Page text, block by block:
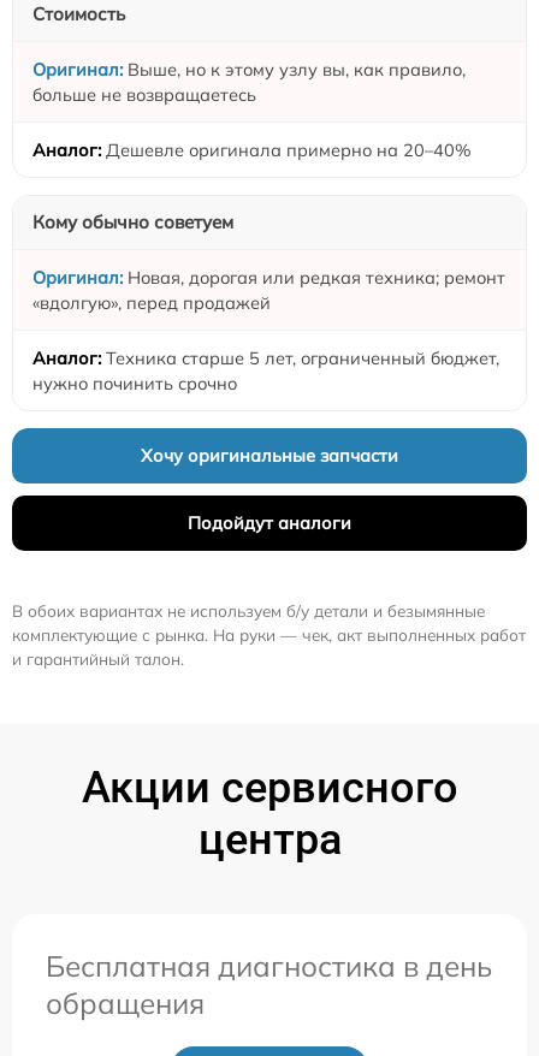
Стоимость
Выше, но к этому узлу вы, как правило,
больше не возвращаетесь
Дешевле оригинала примерно на 20–40%
Кому обычно советуем
Новая, дорогая или редкая техника; ремонт
«вдолгую», перед продажей
Техника старше 5 лет, ограниченный бюджет,
нужно починить срочно
Хочу оригинальные запчасти
Подойдут аналоги
В обоих вариантах не используем б/у детали и безымянные
комплектующие с рынка. На руки — чек, акт выполненных работ
и гарантийный талон.
Акции сервисного
центра
Бесплатная диагностика в день
обращения